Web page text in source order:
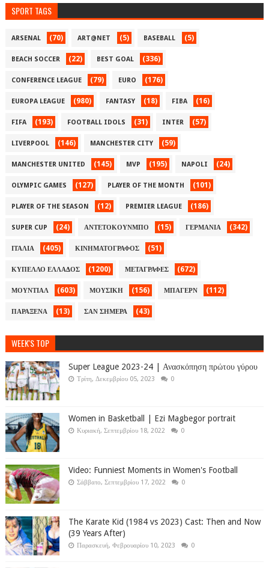
SPORT TAGS
ARSENAL (70) ART@NET (5) BASEBALL (5)
BEACH SOCCER (22) BEST GOAL (336)
CONFERENCE LEAGUE (79) EURO (176)
EUROPA LEAGUE (980) FANTASY (18) FIBA (16)
FIFA (193) FOOTBALL IDOLS (31) INTER (57)
LIVERPOOL (146) MANCHESTER CITY (59)
MANCHESTER UNITED (145) MVP (195) NAPOLI (24)
OLYMPIC GAMES (127) PLAYER OF THE MONTH (101)
PLAYER OF THE SEASON (12) PREMIER LEAGUE (186)
SUPER CUP (24) ΑΝΤΕΤΟΚΟΥΝΜΠΟ (15) ΓΕΡΜΑΝΙΑ (342)
ΙΤΑΛΙΑ (405) ΚΙΝΗΜΑΤΟΓΡΑΦΟΣ (51)
ΚΥΠΕΛΛΟ ΕΛΛΑΔΟΣ (1200) ΜΕΤΑΓΡΑΦΕΣ (672)
ΜΟΥΝΤΙΑΛ (603) ΜΟΥΣΙΚΗ (156) ΜΠΑΓΕΡΝ (112)
ΠΑΡΑΞΕΝΑ (13) ΣΑΝ ΣΗΜΕΡΑ (43)
WEEK'S TOP
Super League 2023-24 | Ανασκόπηση πρώτου γύρου
Τρίτη, Δεκεμβρίου 05, 2023 0
Women in Basketball | Ezi Magbegor portrait
Κυριακή, Σεπτεμβρίου 18, 2022 0
Video: Funniest Moments in Women's Football
Σάββατο, Σεπτεμβρίου 17, 2022 0
The Karate Kid (1984 vs 2023) Cast: Then and Now
(39 Years After)
Παρασκευή, Φεβρουαρίου 10, 2023 0